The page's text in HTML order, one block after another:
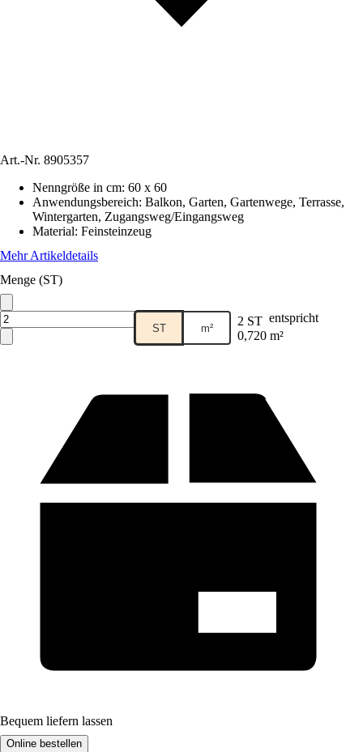
Art.-Nr. 8905357
Nenngröße in cm: 60 x 60
Anwendungsbereich: Balkon, Garten, Gartenwege, Terrasse,
Wintergarten, Zugangsweg/Eingangsweg
Material: Feinsteinzeug
Mehr Artikeldetails
Menge (ST)
ST m² 2 ST entspricht
0,720 m²
Bequem liefern lassen
Online bestellen